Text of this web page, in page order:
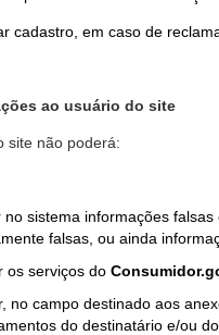
cadastro, em caso de
ao usuário do site
site não poderá:
no sistema informações
falsas, ou ainda
os serviços do
no campo destinado aos
do destinatário e/ou do